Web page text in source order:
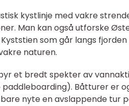
kystlinje med vakre
Man kan også utforske
som går langs
naturen.
et bredt spekter av
paddleboarding). Båtturer er
nyte en avslappende tur